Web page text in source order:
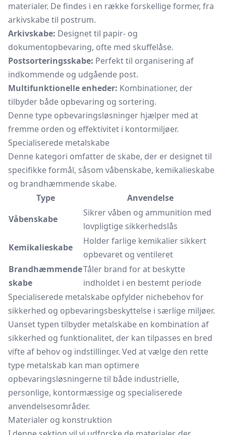
materialer. De findes i en række forskellige former, fra
arkivskabetil postrum.
Arkivskabe: Designet til papir- og
dokumentopbevaring, ofte med skuffelåse.
Postsorteringsskabe: Perfekt til organisering af
indkommende og udgående post.
Multifunktionelle enheder: Kombinationer, der
tilbyder både opbevaring og sortering.
Denne type opbevaringsløsninger hjælper med at
fremme orden og effektivitet i kontormiljøer.
Specialiserede metalskabe
Denne kategori omfatter de skabe, der er designet til
specifikke formål, såsom våbenskabe, kemikalieskabe
og brandhæmmende skabe.
Type
Anvendelse
Våbenskabe
Sikrer våben og ammunition med
lovpligtige sikkerhedslås
Kemikalieskabe
Holder farlige kemikalier sikkert
opbevaret og ventileret
Brandhæmmende
skabe
Tåler brand for at beskytte
indholdet i en bestemt periode
Specialiserede metalskabe opfylder nichebehov for
sikkerhed og opbevaringsbeskyttelse i særlige miljøer.
Uanset typen tilbyder metalskabe en kombination af
sikkerhed og funktionalitet, der kan tilpasses en bred
vifte af behov og indstillinger. Ved at vælge den rette
type metalskab kan man optimere
opbevaringsløsningerne til både industrielle,
personlige, kontormæssige og specialiserede
anvendelsesområder.
Materialer og konstruktion